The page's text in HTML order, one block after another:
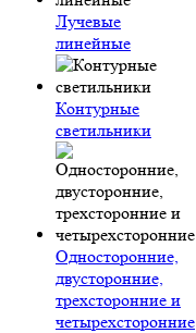
Лучевые
линейные
Контурные
светильники
Односторонние,
двусторонние,
трехсторонние и
четырехсторонние